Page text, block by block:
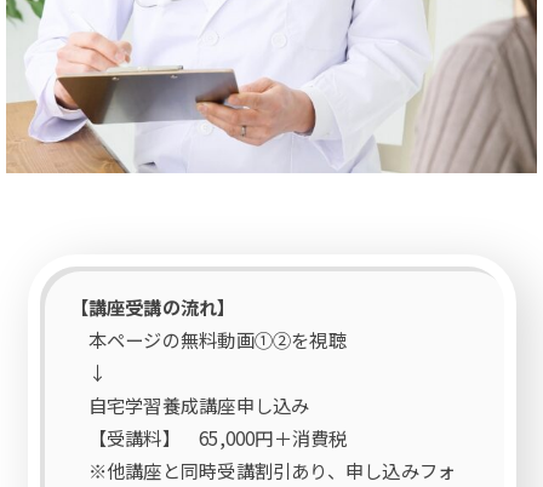
【講座受講の流れ】
本ページの無料動画①②を視聴
↓
自宅学習養成講座申し込み
【受講料】 65,000円＋消費税
※他講座と同時受講割引あり、申し込みフォ